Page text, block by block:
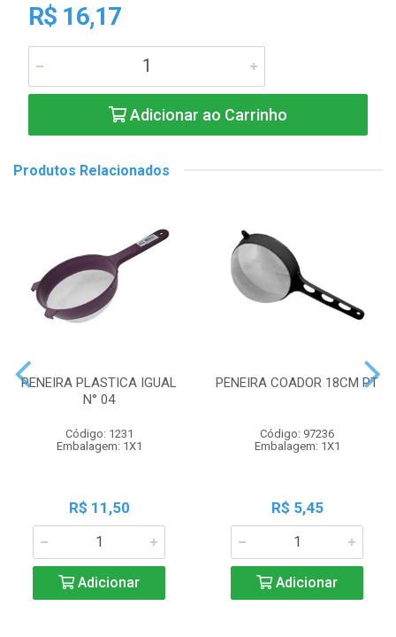
R$ 16,17
Adicionar ao Carrinho
Produtos Relacionados
PENEIRA PLASTICA IGUAL
N° 04
Código: 1231
Embalagem: 1X1
R$ 11,50
Adicionar
PENEIRA COADOR 18CM PT
Código: 97236
Embalagem: 1X1
R$ 5,45
Adicionar